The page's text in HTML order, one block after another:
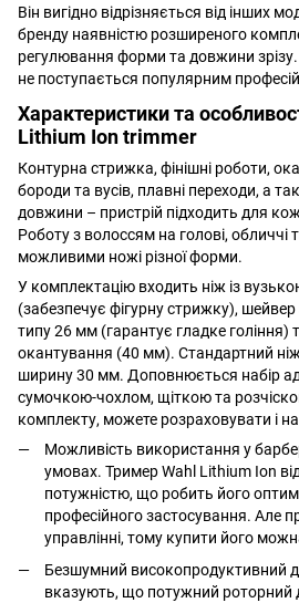
Він вигідно відрізняється від інших
бренду наявністю розширеного
регулювання форми та довжини
не поступається популярним
Характеристики та
Lithium Ion trimmer
Контурна стрижка, фінішні роботи,
бороди та вусів, плавні переходи, а
довжини – пристрій підходить для
Роботу з волоссям на голові, обличчі
можливими ножі різної форми.
У комплектацію входить ніж із
(забезпечує фігурну стрижку),
типу 26 мм (гарантує гладке гоління)
окантування (40 мм). Стандартний
ширину 30 мм. Доповнюється набір
сумочкою-чохлом, щіткою та
комплекту, можете розраховувати і на
Можливість використання у
умовах. Тример Wahl Lithium Ion
потужністю, що робить його
професійного застосування. Але
управлінні, тому купити його
Безшумний високопродуктивний
вказують, що потужний роторний